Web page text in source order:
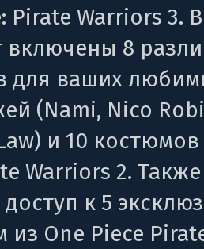
Pirate Warriors 3. В
включены 8
для ваших
(Nami, Nico
и 10 костюмов
Warriors 2.
доступ к 5
из One Piece